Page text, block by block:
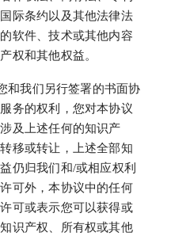
际条约以及其他法律法
软件、技术或其他内容
权和其他权益。
和我们另行签署的书面协
务的权利，您对本协议
及上述任何的知识产
移或转让，上述全部知
仍归我们和/或相应权利
可外，本协议中的任何
可或表示您可以获得或
识产权、所有权或其他